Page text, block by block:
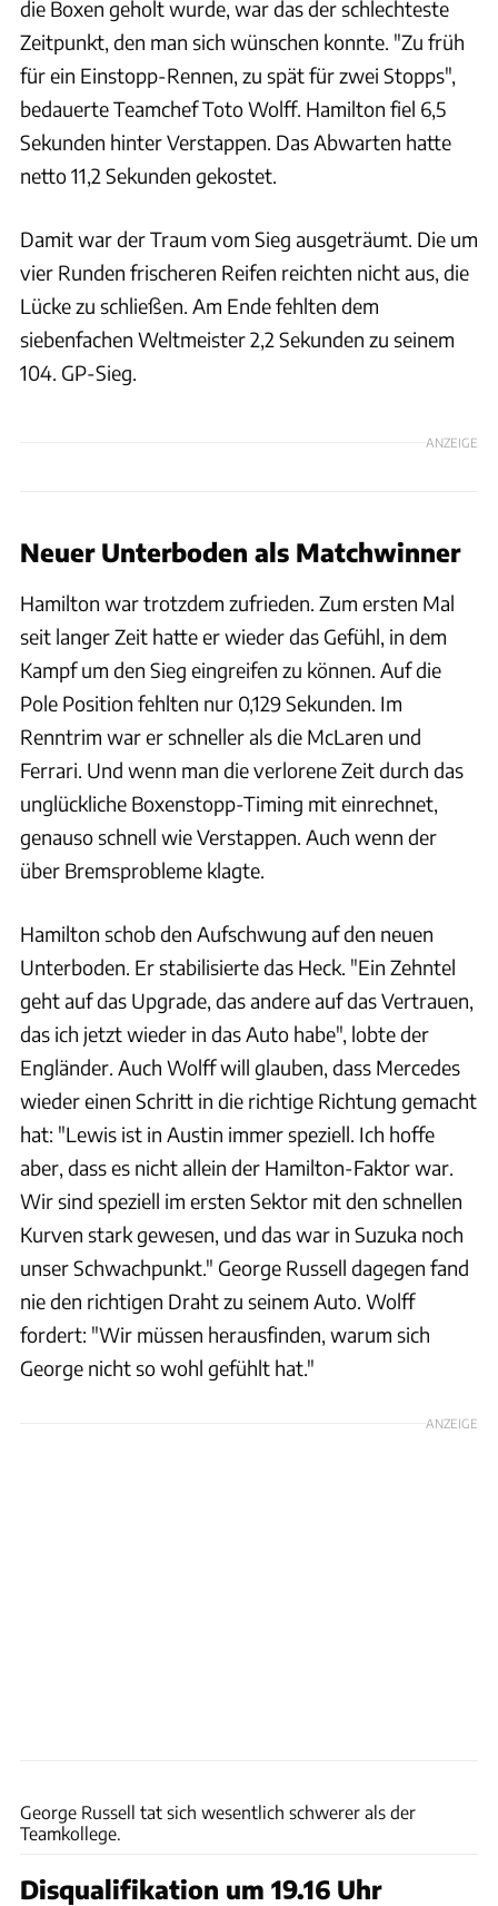
die Boxen geholt wurde, war das der schlechteste
Zeitpunkt, den man sich wünschen konnte. "Zu früh
für ein Einstopp-Rennen, zu spät für zwei Stopps",
bedauerte Teamchef Toto Wolff. Hamilton fiel 6,5
Sekunden hinter Verstappen. Das Abwarten hatte
netto 11,2 Sekunden gekostet.
Damit war der Traum vom Sieg ausgeträumt. Die um
vier Runden frischeren Reifen reichten nicht aus, die
Lücke zu schließen. Am Ende fehlten dem
siebenfachen Weltmeister 2,2 Sekunden zu seinem
104. GP-Sieg.
ANZEIGE
Neuer Unterboden als Matchwinner
Hamilton war trotzdem zufrieden. Zum ersten Mal
seit langer Zeit hatte er wieder das Gefühl, in dem
Kampf um den Sieg eingreifen zu können. Auf die
Pole Position fehlten nur 0,129 Sekunden. Im
Renntrim war er schneller als die McLaren und
Ferrari. Und wenn man die verlorene Zeit durch das
unglückliche Boxenstopp-Timing mit einrechnet,
genauso schnell wie Verstappen. Auch wenn der
über Bremsprobleme klagte.
Hamilton schob den Aufschwung auf den neuen
Unterboden. Er stabilisierte das Heck. "Ein Zehntel
geht auf das Upgrade, das andere auf das Vertrauen,
das ich jetzt wieder in das Auto habe", lobte der
Engländer. Auch Wolff will glauben, dass Mercedes
wieder einen Schritt in die richtige Richtung gemacht
hat: "Lewis ist in Austin immer speziell. Ich hoffe
aber, dass es nicht allein der Hamilton-Faktor war.
Wir sind speziell im ersten Sektor mit den schnellen
Kurven stark gewesen, und das war in Suzuka noch
unser Schwachpunkt." George Russell dagegen fand
nie den richtigen Draht zu seinem Auto. Wolff
fordert: "Wir müssen herausfinden, warum sich
George nicht so wohl gefühlt hat."
ANZEIGE
George Russell tat sich wesentlich schwerer als der
Teamkollege.
Disqualifikation um 19.16 Uhr